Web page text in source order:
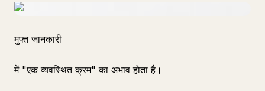
मुफ्त जानकारी
में "एक व्यवस्थित क्रम" का अभाव होता है।